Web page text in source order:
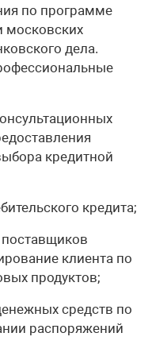
по программе
московских
дела.
кредитной
кредита;
поставщиков
клиента по
продуктов;
средств по
распоряжений